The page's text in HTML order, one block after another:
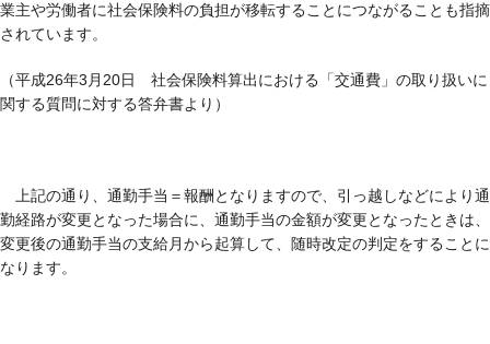
業主や労働者に社会保険料の負担が移転することにつながることも指摘
されています。
（平成26年3月20日 社会保険料算出における「交通費」の取り扱いに
関する質問に対する答弁書より）
上記の通り、通勤手当＝報酬となりますので、引っ越しなどにより通
勤経路が変更となった場合に、通勤手当の金額が変更となったときは、
変更後の通勤手当の支給月から起算して、随時改定の判定をすることに
なります。